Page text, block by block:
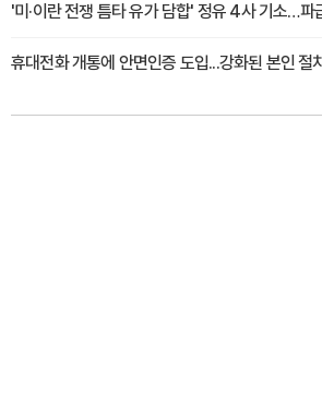
'미·이란 전쟁 틈타 유가 담합' 정유 4사 기소…파
휴대전화 개통에 안면인증 도입...강화된 본인 절